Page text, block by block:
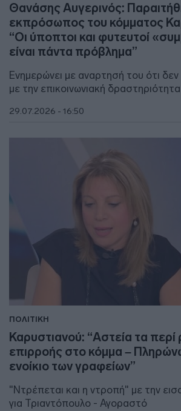
Θανάσης Αυγερινός:
εκπρόσωπος του κόμματος
“Οι ύποπτοι και φυτευτοί
είναι πάντα πρόβλημα”
Ενημερώνει με αναρτησή του ότι δεν
με την επικοινωνιακή
29.07.2026 - 16:50
ΠΟΛΙΤΙΚΗ
Καρυστιανού: “Αστεία τα περί
επιρροής στο κόμμα –
ενοίκιο των γραφείων”
"Ντρέπεται και η ντροπή" με την
για Τριαντόπουλο - Αγοραστό